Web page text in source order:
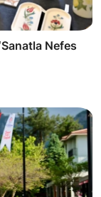
Nefes